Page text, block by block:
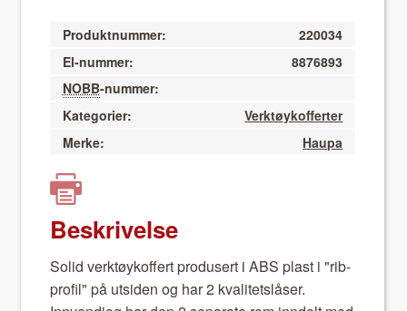
Produktnummer:
220034
El-nummer:
8876893
NOBB-nummer:
Kategorier:
Verktøykofferter
Merke:
Haupa
Beskrivelse
Sol­id verk­tøykof­fert pro­dusert i ABS plast i "rib-
pro­fil" på utsi­den og har 2 kvalitet­slås­er.